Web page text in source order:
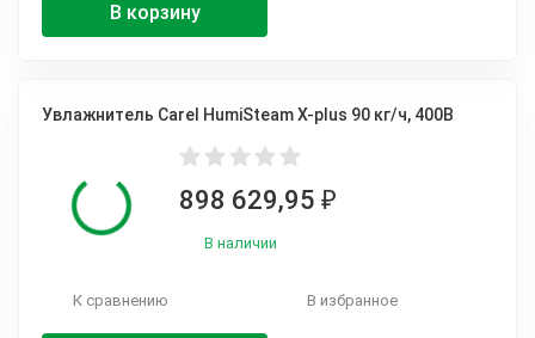
В корзину
Увлажнитель Carel HumiSteam X-plus 90 кг/ч, 400В
898 629,95 ₽
В наличии
К сравнению В избранное